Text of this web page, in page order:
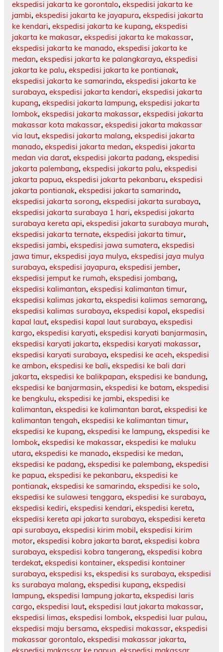
ekspedisi jakarta ke gorontalo, ekspedisi jakarta ke
jambi, ekspedisi jakarta ke jayapura, ekspedisi jakarta
ke kendari, ekspedisi jakarta ke kupang, ekspedisi
jakarta ke makasar, ekspedisi jakarta ke makassar,
ekspedisi jakarta ke manado, ekspedisi jakarta ke
medan, ekspedisi jakarta ke palangkaraya, ekspedisi
jakarta ke palu, ekspedisi jakarta ke pontianak,
ekspedisi jakarta ke samarinda, ekspedisi jakarta ke
surabaya, ekspedisi jakarta kendari, ekspedisi jakarta
kupang, ekspedisi jakarta lampung, ekspedisi jakarta
lombok, ekspedisi jakarta makassar, ekspedisi jakarta
makassar kota makassar, ekspedisi jakarta makassar
via laut, ekspedisi jakarta malang, ekspedisi jakarta
manado, ekspedisi jakarta medan, ekspedisi jakarta
medan via darat, ekspedisi jakarta padang, ekspedisi
jakarta palembang, ekspedisi jakarta palu, ekspedisi
jakarta papua, ekspedisi jakarta pekanbaru, ekspedisi
jakarta pontianak, ekspedisi jakarta samarinda,
ekspedisi jakarta sorong, ekspedisi jakarta surabaya,
ekspedisi jakarta surabaya 1 hari, ekspedisi jakarta
surabaya kereta api, ekspedisi jakarta surabaya murah,
ekspedisi jakarta ternate, ekspedisi jakarta timur,
ekspedisi jambi, ekspedisi jawa sumatera, ekspedisi
jawa timur, ekspedisi jaya mulya, ekspedisi jaya mulya
surabaya, ekspedisi jayapura, ekspedisi jember,
ekspedisi jemput ke rumah, ekspedisi jombang,
ekspedisi kalimantan, ekspedisi kalimantan timur,
ekspedisi kalimas jakarta, ekspedisi kalimas semarang,
ekspedisi kalimas surabaya, ekspedisi kapal, ekspedisi
kapal laut, ekspedisi kapal laut surabaya, ekspedisi
kargo, ekspedisi karyati, ekspedisi karyati banjarmasin,
ekspedisi karyati jakarta, ekspedisi karyati makassar,
ekspedisi karyati surabaya, ekspedisi ke aceh, ekspedisi
ke ambon, ekspedisi ke bali, ekspedisi ke bali dari
jakarta, ekspedisi ke balikpapan, ekspedisi ke bandung,
ekspedisi ke banjarmasin, ekspedisi ke batam, ekspedisi
ke bengkulu, ekspedisi ke jambi, ekspedisi ke
kalimantan, ekspedisi ke kalimantan barat, ekspedisi ke
kalimantan tengah, ekspedisi ke kalimantan timur,
ekspedisi ke kupang, ekspedisi ke lampung, ekspedisi ke
lombok, ekspedisi ke makassar, ekspedisi ke maluku
utara, ekspedisi ke manado, ekspedisi ke medan,
ekspedisi ke padang, ekspedisi ke palembang, ekspedisi
ke papua, ekspedisi ke pekanbaru, ekspedisi ke
pontianak, ekspedisi ke samarinda, ekspedisi ke solo,
ekspedisi ke sulawesi tenggara, ekspedisi ke surabaya,
ekspedisi kediri, ekspedisi kendari, ekspedisi kereta,
ekspedisi kereta api jakarta surabaya, ekspedisi kereta
api surabaya, ekspedisi kirim mobil, ekspedisi kirim
motor, ekspedisi kobra jakarta barat, ekspedisi kobra
surabaya, ekspedisi kobra tangerang, ekspedisi kobra
terdekat, ekspedisi kontainer, ekspedisi kontainer
surabaya, ekspedisi ks, ekspedisi ks surabaya, ekspedisi
ks surabaya malang, ekspedisi kupang, ekspedisi
lampung, ekspedisi lampung jakarta, ekspedisi laris
cargo, ekspedisi laut, ekspedisi laut jakarta makassar,
ekspedisi limas, ekspedisi lombok, ekspedisi luar pulau,
ekspedisi maju bersama, ekspedisi makassar, ekspedisi
makassar gorontalo, ekspedisi makassar jakarta,